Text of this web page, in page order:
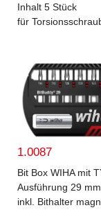
Inhalt 5 Stück
für
1.0087
Bit Box WIHA mit
Ausführung 29 mm
inkl. Bithalter